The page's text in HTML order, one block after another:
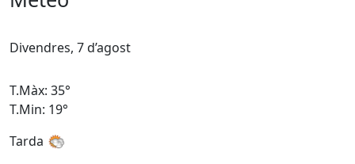
Divendres, 7 d’agost
T.Màx: 35°
T.Min: 19°
Tarda